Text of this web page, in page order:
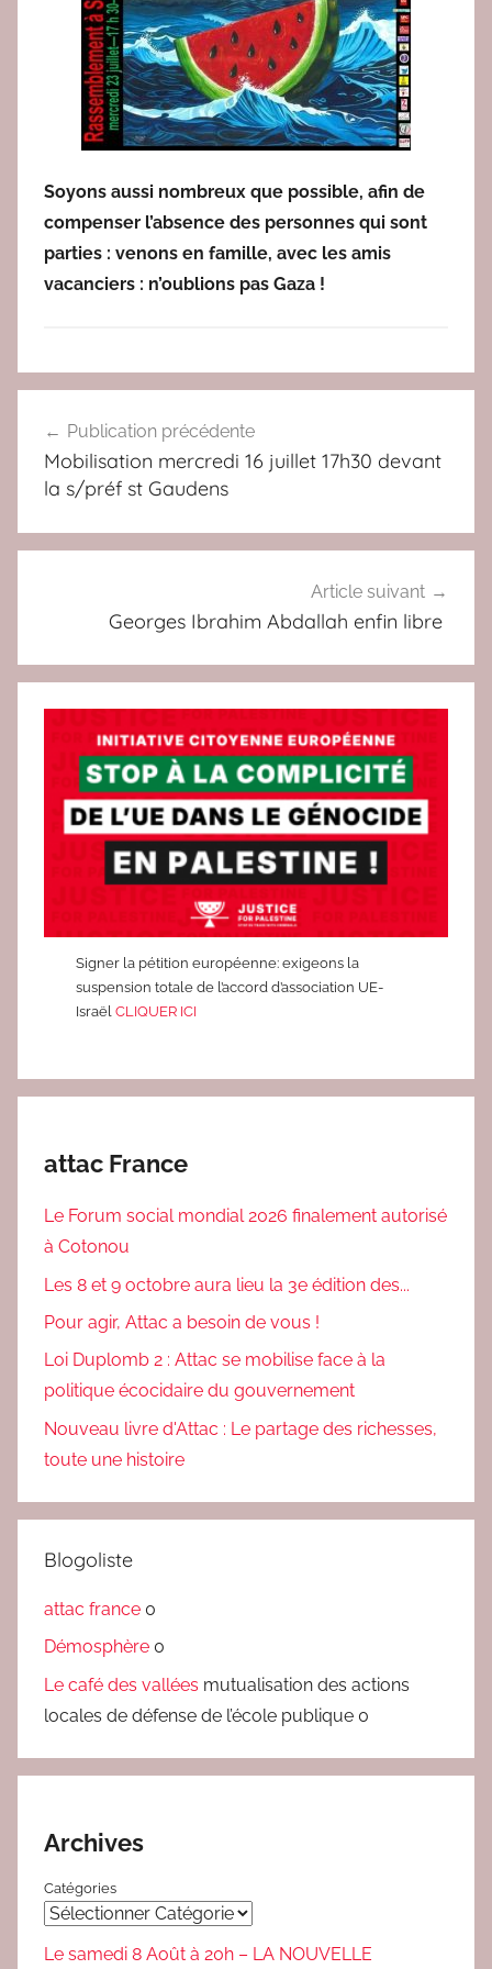
d
a
c
2
Soyons aussi nombreux que possible, afin de
compenser l’absence des personnes qui sont
parties : venons en famille, avec les amis
vacanciers : n’oublions pas Gaza !
N
à
a
de
l’article
Publication précédente
Mobilisation mercredi 16 juillet 17h30 devant
la s/préf st Gaudens
Article suivant
Georges Ibrahim Abdallah enfin libre
Signer la pétition européenne: exigeons la
suspension totale de l’accord d’association UE-
IsraëlCLIQUER ICI
attac France
Le Forum social mondial 2026 finalement autorisé
à Cotonou
Les 8 et 9 octobre aura lieu la 3e édition des...
Pour agir, Attac a besoin de vous !
Loi Duplomb 2 : Attac se mobilise face à la
politique écocidaire du gouvernement
Nouveau livre d'Attac : Le partage des richesses,
toute une histoire
Blogoliste
attac france 0
Démosphère 0
Le café des vallées mutualisation des actions
locales de défense de l’école publique 0
Archives
Catégories
Le samedi 8 Août à 20h – LA NOUVELLE